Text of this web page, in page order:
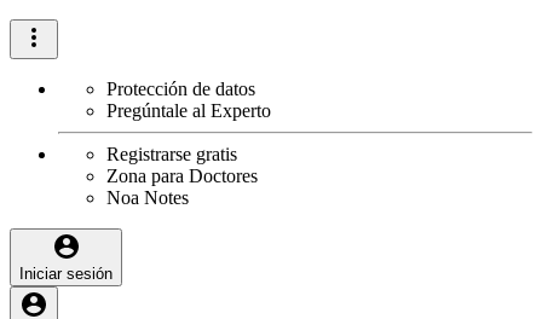
Protección de datos
Pregúntale al Experto
Registrarse gratis
Zona para Doctores
Noa Notes
Iniciar sesión